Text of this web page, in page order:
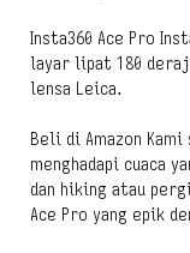
Insta360 Ace Pro
layar lipat 180
lensa Leica.
Beli di Amazon Kami
menghadapi cuaca
dan hiking atau
Ace Pro yang epik